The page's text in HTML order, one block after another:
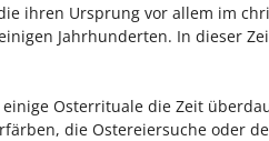
ihren Ursprung vor allem im
Jahrhunderten. In dieser
einige Osterrituale die Zeit
die Ostereiersuche oder